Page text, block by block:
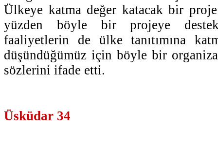
Ülkeye katma değer katacak bir
yüzden böyle bir projeye
faaliyetlerin de ülke tanıtımına
düşündüğümüz için böyle bir
sözlerini ifade etti.
Üsküdar 34